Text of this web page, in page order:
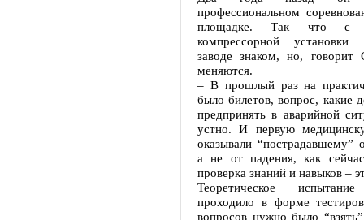
профессиональном
площадке. Так что с
компрессорной
заводе знаком, но, говорит
меняются.
– В прошлый раз на
было билетов, вопрос, какие
предпринять в аварийной
устно. И первую
оказывали “пострадавшему”
а не от падения, как
проверка знаний и навыков –
Теоретическое
проходило в форме
вопросов нужно было